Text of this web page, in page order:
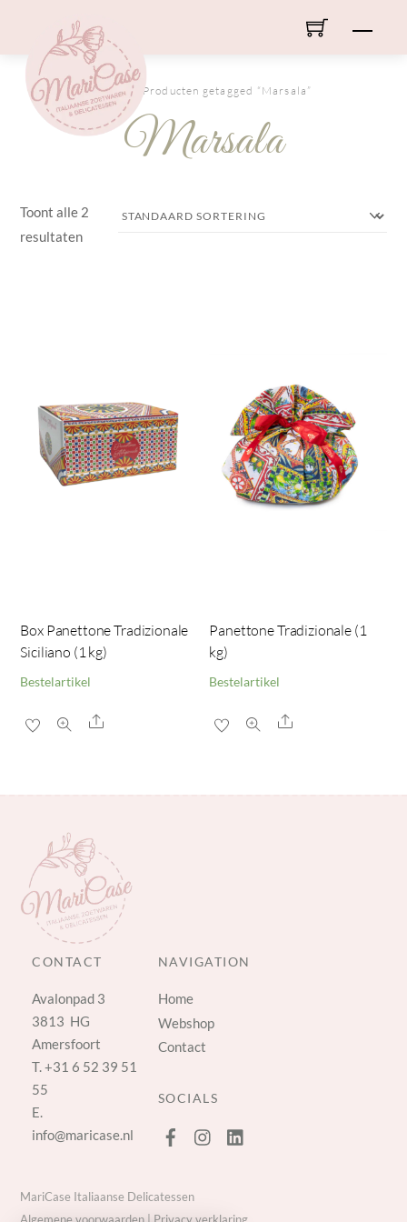
content
HOME/ Producten getagged “Marsala”
Marsala
Toont alle 2
resultaten
Box Panettone Tradizionale
Siciliano (1 kg)
Bestelartikel
Share
Panettone Tradizionale (1
kg)
Bestelartikel
Share
CONTACT
Avalonpad 3
3813 HG
Amersfoort
T.+31 6 52 39 51
55
E.
info@maricase.nl
NAVIGATION
Home
Webshop
Contact
SOCIALS
MariCase Italiaanse Delicatessen